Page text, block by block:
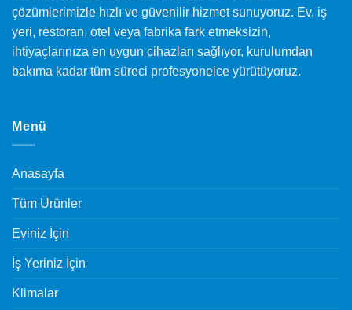
çözümlerimizle hızlı ve güvenilir hizmet sunuyoruz. Ev, iş
yeri, restoran, otel veya fabrika fark etmeksizin,
ihtiyaçlarınıza en uygun cihazları sağlıyor, kurulumdan
bakıma kadar tüm süreci profesyonelce yürütüyoruz.
Menü
Anasayfa
Tüm Ürünler
Eviniz İçin
İş Yeriniz İçin
Klimalar